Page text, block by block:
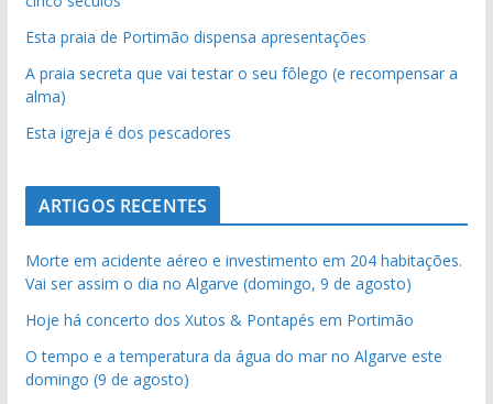
Esta praia de Portimão dispensa apresentações
A praia secreta que vai testar o seu fôlego (e recompensar a
alma)
Esta igreja é dos pescadores
ARTIGOS RECENTES
Morte em acidente aéreo e investimento em 204 habitações.
Vai ser assim o dia no Algarve (domingo, 9 de agosto)
Hoje há concerto dos Xutos & Pontapés em Portimão
O tempo e a temperatura da água do mar no Algarve este
domingo (9 de agosto)